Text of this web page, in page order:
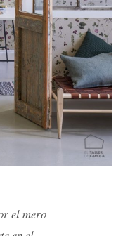
el mero